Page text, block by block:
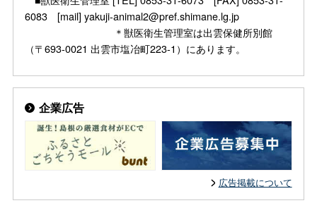
6083 [mail] yakuji-animal2@pref.shimane.lg.jp
＊獣医衛生管理室は出雲保健所別館
（〒693-0021 出雲市塩冶町223-1）にあります。
企業広告
広告掲載について